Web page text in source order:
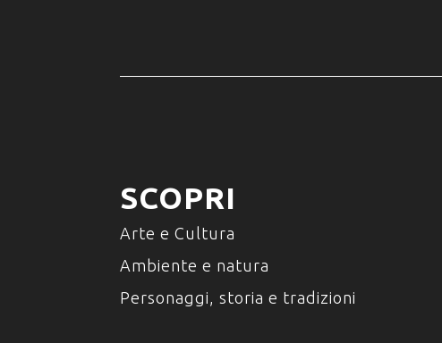
SCOPRI
Arte e Cultura
Ambiente e natura
Personaggi, storia e tradizioni